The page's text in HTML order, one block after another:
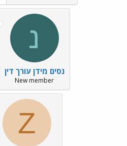
נ
נסים מידן עורך דין
New member
Z